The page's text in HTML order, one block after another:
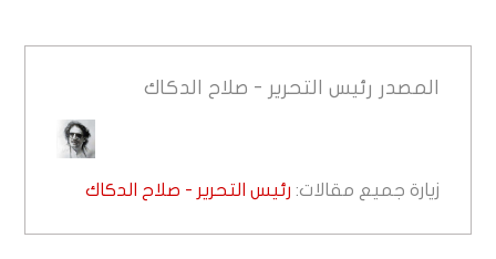
المصدر رئيس التحرير - صلاح الدكاك
زيارة جميع مقالات: رئيس التحرير - صلاح الدكاك